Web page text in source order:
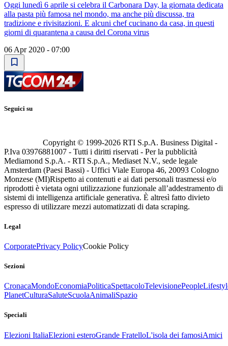
Oggi lunedì 6 aprile si celebra il Carbonara Day, la giornata dedicata
alla pasta più famosa nel mondo, ma anche più discussa, tra
tradizione e rivisitazioni. E alcuni chef cucinano da casa, in questi
giorni di quarantena a causa del Corona virus
06 Apr 2020 - 07:00
Seguici su
Copyright © 1999-2026 RTI S.p.A. Business Digital -
P.Iva 03976881007 - Tutti i diritti riservati - Per la pubblicità
Mediamond S.p.A. - RTI S.p.A., Mediaset N.V., sede legale
Amsterdam (Paesi Bassi) - Uffici Viale Europa 46, 20093 Cologno
Monzese (MI)Rispetto ai contenuti e ai dati personali trasmessi e/o
riprodotti è vietata ogni utilizzazione funzionale all’addestramento di
sistemi di intelligenza artificiale generativa. È altresì fatto divieto
espresso di utilizzare mezzi automatizzati di data scraping.
Legal
CorporatePrivacy PolicyCookie Policy
Sezioni
CronacaMondoEconomiaPoliticaSpettacoloTelevisionePeople
PlanetCulturaSaluteScuolaAnimaliSpazio
Speciali
Elezioni ItaliaElezioni esteroGrande FratelloL'isola dei famosiAmici